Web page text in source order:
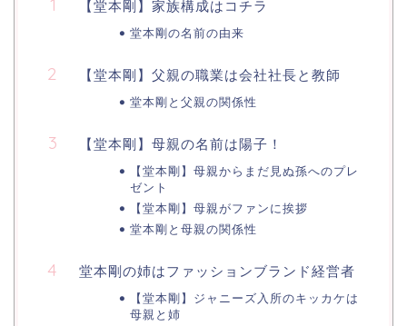
【堂本剛】家族構成はコチラ
堂本剛の名前の由来
【堂本剛】父親の職業は会社社長と教師
堂本剛と父親の関係性
【堂本剛】母親の名前は陽子！
【堂本剛】母親からまだ見ぬ孫へのプレ
ゼント
【堂本剛】母親がファンに挨拶
堂本剛と母親の関係性
堂本剛の姉はファッションブランド経営者
【堂本剛】ジャニーズ入所のキッカケは
母親と姉